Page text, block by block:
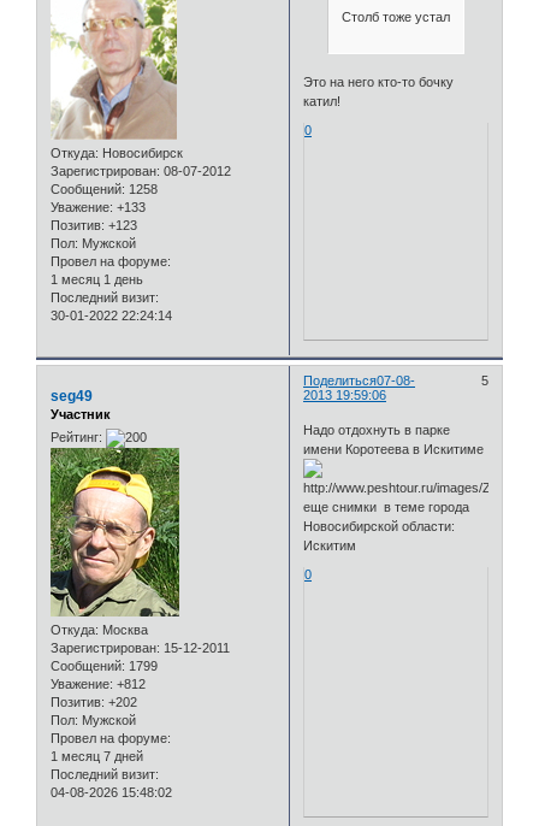
Откуда: Новосибирск
Зарегистрирован: 08-07-2012
Сообщений: 1258
Уважение: +133
Позитив: +123
Пол: Мужской
Провел на форуме:
1 месяц 1 день
Последний визит:
30-01-2022 22:24:14
Столб тоже устал
Это на него кто-то бочку
катил!
0
Поделиться 5
07-08-
2013 19:59:06
seg49
Участник
Рейтинг:
Откуда: Москва
Зарегистрирован: 15-12-2011
Сообщений: 1799
Уважение: +812
Позитив: +202
Пол: Мужской
Провел на форуме:
1 месяц 7 дней
Последний визит:
04-08-2026 15:48:02
Надо отдохнуть в парке
имени Коротеева в Искитиме
еще снимки в теме города
Новосибирской области:
Искитим
0